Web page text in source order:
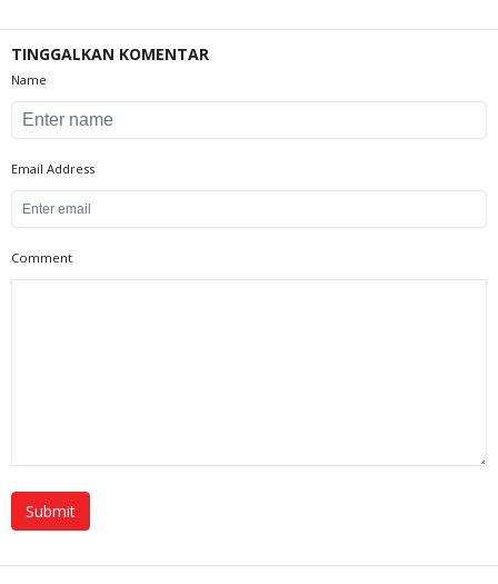
TINGGALKAN KOMENTAR
Name
Email Address
Comment